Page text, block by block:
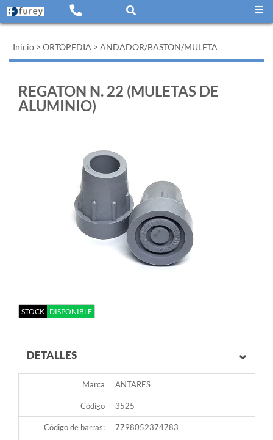
Inicio > ORTOPEDIA > ANDADOR/BASTON/MULETA
REGATON N. 22 (MULETAS DE
ALUMINIO)
STOCK DISPONIBLE
DETALLES
Marca ANTARES
Código 3525
Código de barras: 7798052374783